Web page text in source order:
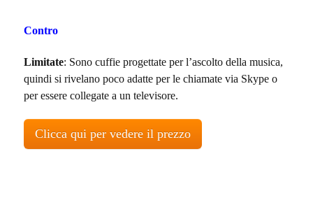
Contro
Limitate: Sono cuffie progettate per l’ascolto della musica,
quindi si rivelano poco adatte per le chiamate via Skype o
per essere collegate a un televisore.
Clicca qui per vedere il prezzo